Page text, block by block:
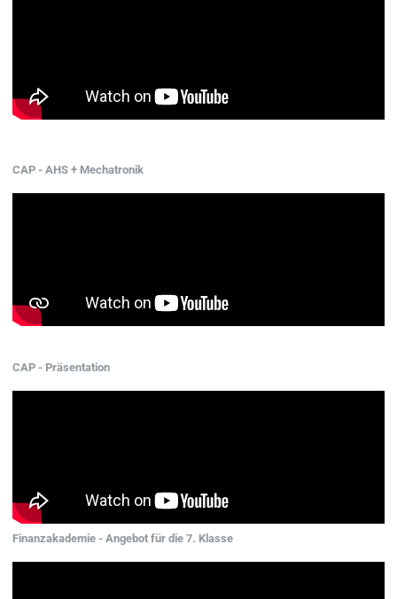
CAP - AHS + Mechatronik
CAP - Präsentation
Finanzakademie - Angebot für die 7. Klasse